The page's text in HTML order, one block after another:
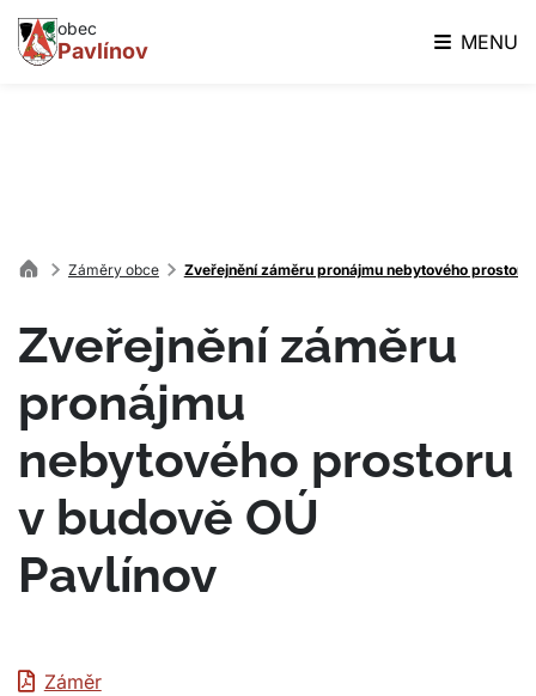
obec
Pavlínov MENU
Záměry obce Zveřejnění záměru pronájmu nebytového prostoru
Zveřejnění záměru
pronájmu
nebytového prostoru
v budově OÚ
Pavlínov
Záměr